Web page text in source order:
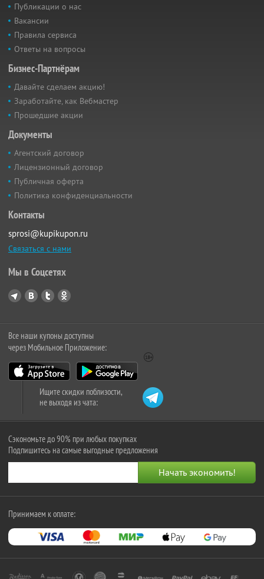
Публикации о нас
Вакансии
Правила сервиса
Ответы на вопросы
Бизнес-Партнёрам
Давайте сделаем акцию!
Заработайте, как Вебмастер
Прошедшие акции
Документы
Агентский договор
Лицензионный договор
Публичная оферта
Политика конфиденциальности
Контакты
sprosi@kupikupon.ru
Связаться с нами
Мы в Соцсетях
Все наши купоны доступны
через Мобильное Приложение:
Ищите скидки поблизости,
не выходя из чата:
Сэкономьте до 90% при любых покупках
Подпишитесь на самые выгодные предложения
Принимаем к оплате: